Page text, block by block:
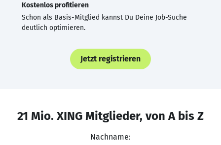
Kostenlos profitieren
Schon als Basis-Mitglied kannst Du Deine Job-Suche
deutlich optimieren.
Jetzt registrieren
21 Mio. XING Mitglieder, von A bis Z
Nachname: